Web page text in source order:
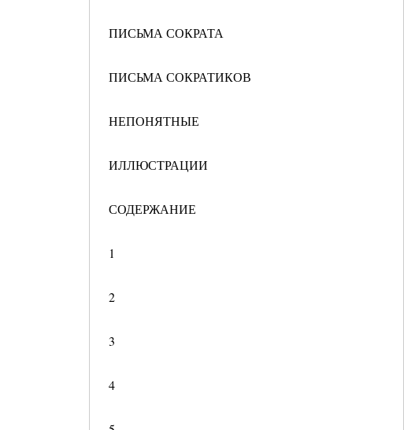
ПИСЬМА СОКРАТА
ПИСЬМА СОКРАТИКОВ
НЕПОНЯТНЫЕ
ИЛЛЮСТРАЦИИ
СОДЕРЖАНИЕ
1
2
3
4